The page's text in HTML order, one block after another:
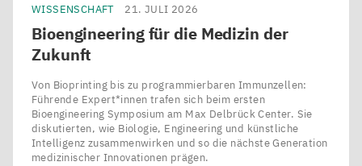
WISSENSCHAFT 21. JULI 2026
Bioengineering für die Medizin der
Zukunft
Von Bioprinting bis zu programmierbaren Immunzellen:
Führende Expert*innen trafen sich beim ersten
Bioengineering Symposium am Max Delbrück Center. Sie
diskutierten, wie Biologie, Engineering und künstliche
Intelligenz zusammenwirken und so die nächste Generation
medizinischer Innovationen prägen.